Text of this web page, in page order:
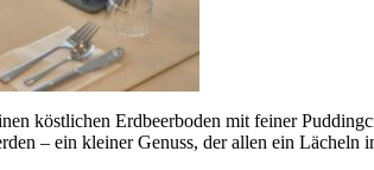
köstlichen Erdbeerboden mit feiner
– ein kleiner Genuss, der allen ein Lächeln